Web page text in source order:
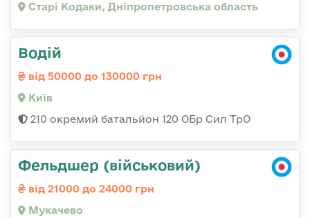
Старі Кодаки, Дніпропетровська область
Водій
від 50000 до 130000 грн
Київ
210 окремий батальйон 120 ОБр Сил ТрО
Фельдшер (військовий)
від 21000 до 24000 грн
Мукачево